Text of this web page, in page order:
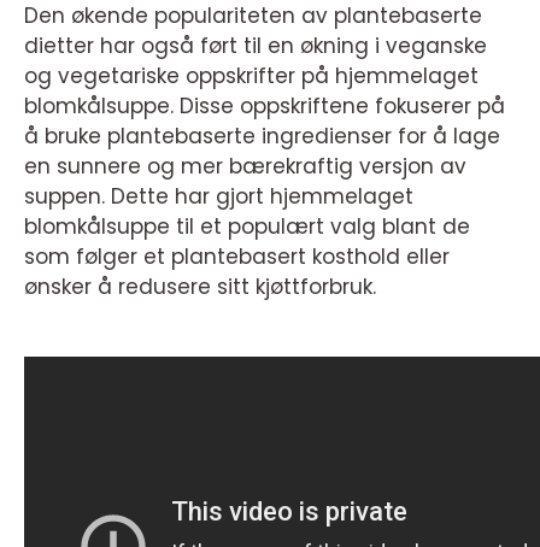
Den økende populariteten av plantebaserte
dietter har også ført til en økning i veganske
og vegetariske oppskrifter på hjemmelaget
blomkålsuppe. Disse oppskriftene fokuserer på
å bruke plantebaserte ingredienser for å lage
en sunnere og mer bærekraftig versjon av
suppen. Dette har gjort hjemmelaget
blomkålsuppe til et populært valg blant de
som følger et plantebasert kosthold eller
ønsker å redusere sitt kjøttforbruk.